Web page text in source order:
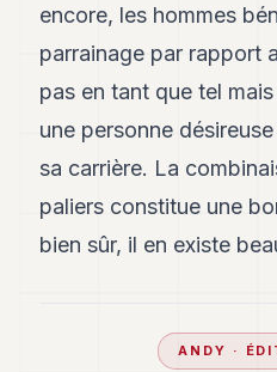
encore, les hommes
parrainage par rapport
pas en tant que tel
une personne
sa carrière. La
paliers constitue une
bien sûr, il en existe
ANDY ·